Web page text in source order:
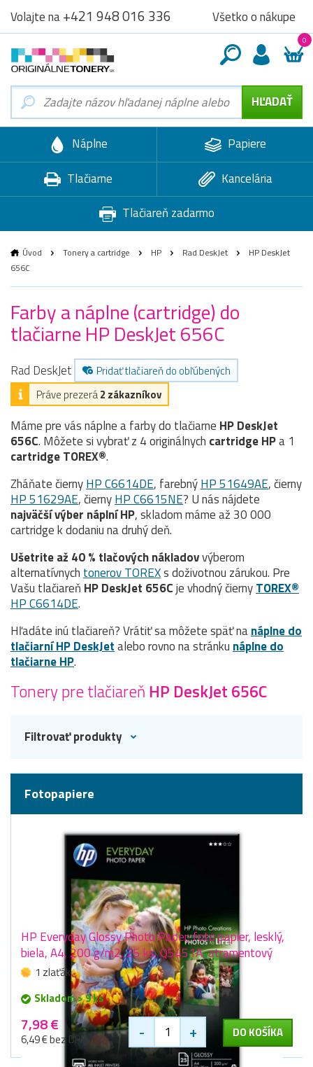
Volajte na+421 948 016 336 Všetko o nákupe
0
Náplne
Papiere
Tlačiarne
Kancelária
Tlačiareň zadarmo
Úvod Tonery a cartridge HP Rad DeskJet
HP DeskJet
656C
Farby a náplne (cartridge) do
tlačiarne HP DeskJet 656C
Rad DeskJet
Pridať tlačiareň do obľúbených
Práve prezerá2 zákazníkov
Máme pre vás náplne a farby do tlačiarne HP DeskJet
656C. Môžete si vybrať z 4 originálnych cartridgeHPa 1
cartridge TOREX®.
Zháňate čiernyHP C6614DE, farebnýHP 51649AE, čierny
HP 51629AE, čiernyHP C6615NE? U nás nájdete
najväčší výber náplní HP, skladom máme až 30 000
cartridge k dodaniu na druhý deň.
Ušetrite až 40 % tlačových nákladovvýberom
alternatívnychtonerov TOREXs doživotnou zárukou. Pre
Vašu tlačiareň HP DeskJet 656Cje vhodný čiernyTOREX®
HP C6614DE.
Hľadáte inú tlačiareň? Vrátiť sa môžete späť nanáplne do
tlačiarní HP DeskJetalebo rovno na stránkunáplne do
tlačiarne HP.
Tonery pre tlačiareň HP DeskJet 656C
Filtrovať produkty
Fotopapiere
HP Everyday Glossy Photo Paper, foto papier, lesklý,
biela, A4, 200 g/m2, 25 ks, Q5451A, atramentový
1 zlaťák
Skladom > 9 ks
7,98 €
6,49 € bez DPH - + DO KOŠÍKA